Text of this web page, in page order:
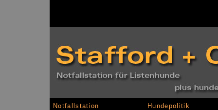
Notfallstation Hundepolitik